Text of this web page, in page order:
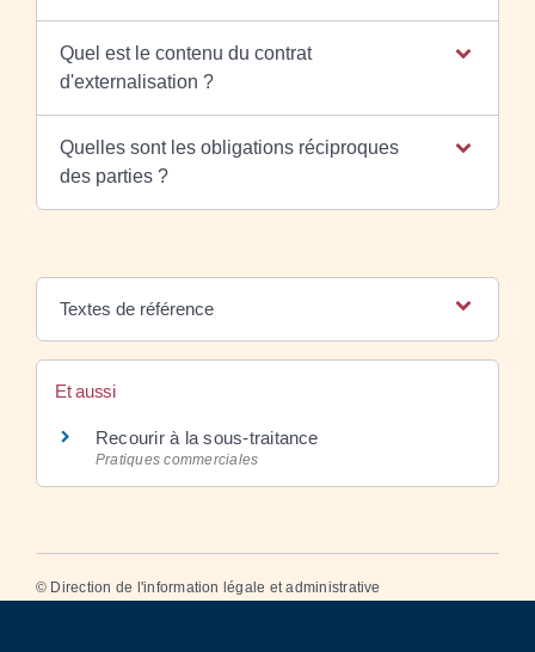
Quel est le contenu du contrat
d'externalisation ?
Quelles sont les obligations réciproques
des parties ?
Textes de référence
Et aussi
Recourir à la sous-traitance
Pratiques commerciales
© Direction de l'information légale et administrative